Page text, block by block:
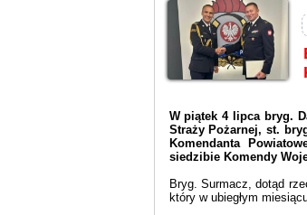
W piątek 4 lipca bryg.
Straży Pożarnej, st.
Komendanta
siedzibie Komendy
Bryg. Surmacz, dotąd
który w ubiegłym